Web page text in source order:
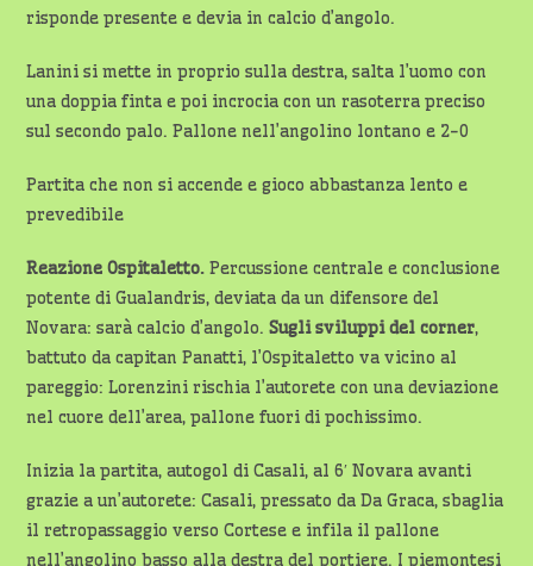
risponde presente e devia in calcio d’angolo.
Lanini si mette in proprio sulla destra, salta l’uomo con
una doppia finta e poi incrocia con un rasoterra preciso
sul secondo palo. Pallone nell’angolino lontano e 2-0
Partita che non si accende e gioco abbastanza lento e
prevedibile
Reazione Ospitaletto. Percussione centrale e conclusione
potente di Gualandris, deviata da un difensore del
Novara: sarà calcio d’angolo.Sugli sviluppi del corner,
battuto da capitan Panatti, l’Ospitaletto va vicino al
pareggio: Lorenzini rischia l’autorete con una deviazione
nel cuore dell’area, pallone fuori di pochissimo.
Inizia la partita, autogol di Casali, al 6′ Novara avanti
grazie a un’autorete: Casali, pressato da Da Graca, sbaglia
il retropassaggio verso Cortese e infila il pallone
nell’angolino basso alla destra del portiere. I piemontesi